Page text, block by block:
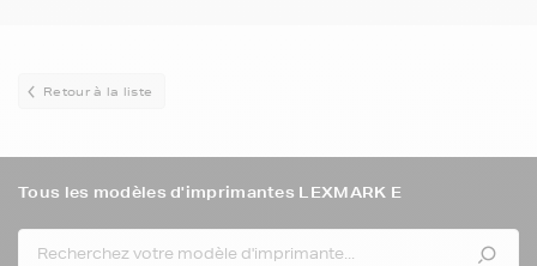
Retour à la liste
Tous les modèles d'imprimantes LEXMARK E